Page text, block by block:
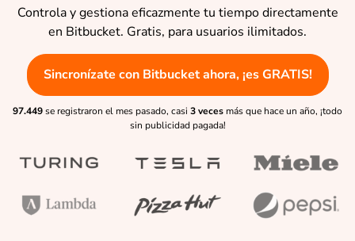
Controla y gestiona eficazmente tu tiempo directamente
en Bitbucket. Gratis, para usuarios ilimitados.
Sincronízate con Bitbucket ahora, ¡es GRATIS!
97.449se registraron el mes pasado, casi 3 veces más que hace un año, ¡todo
sin publicidad pagada!